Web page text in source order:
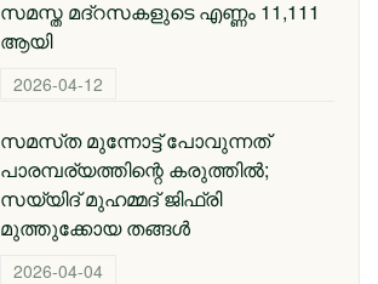
സമസ്ത മദ്റസകളുടെ എണ്ണം 11,111
ആയി
2026-04-12
സമസ്‌ത മുന്നോട്ട് പോവുന്നത്
പാരമ്പര്യത്തിന്റെ കരുത്തിൽ;
സയ്യിദ് മുഹമ്മദ് ജിഫ്രി
മുത്തുക്കോയ തങ്ങള്‍
2026-04-04